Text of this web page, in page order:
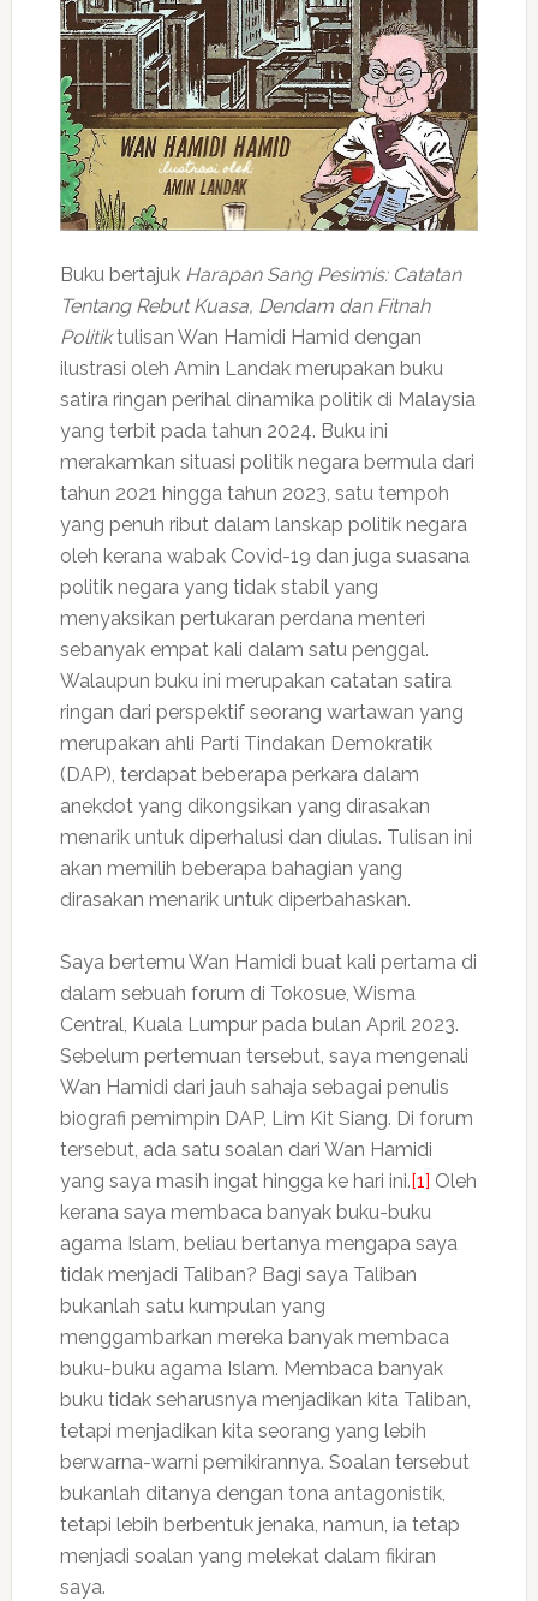
Buku bertajuk Harapan Sang Pesimis: Catatan
Tentang Rebut Kuasa, Dendam dan Fitnah
Politiktulisan Wan Hamidi Hamid dengan
ilustrasi oleh Amin Landak merupakan buku
satira ringan perihal dinamika politik di Malaysia
yang terbit pada tahun 2024. Buku ini
merakamkan situasi politik negara bermula dari
tahun 2021 hingga tahun 2023, satu tempoh
yang penuh ribut dalam lanskap politik negara
oleh kerana wabak Covid-19 dan juga suasana
politik negara yang tidak stabil yang
menyaksikan pertukaran perdana menteri
sebanyak empat kali dalam satu penggal.
Walaupun buku ini merupakan catatan satira
ringan dari perspektif seorang wartawan yang
merupakan ahli Parti Tindakan Demokratik
(DAP), terdapat beberapa perkara dalam
anekdot yang dikongsikan yang dirasakan
menarik untuk diperhalusi dan diulas. Tulisan ini
akan memilih beberapa bahagian yang
dirasakan menarik untuk diperbahaskan.
Saya bertemu Wan Hamidi buat kali pertama di
dalam sebuah forum di Tokosue, Wisma
Central, Kuala Lumpur pada bulan April 2023.
Sebelum pertemuan tersebut, saya mengenali
Wan Hamidi dari jauh sahaja sebagai penulis
biografi pemimpin DAP, Lim Kit Siang. Di forum
tersebut, ada satu soalan dari Wan Hamidi
yang saya masih ingat hingga ke hari ini. [1] Oleh
kerana saya membaca banyak buku-buku
agama Islam, beliau bertanya mengapa saya
tidak menjadi Taliban? Bagi saya Taliban
bukanlah satu kumpulan yang
menggambarkan mereka banyak membaca
buku-buku agama Islam. Membaca banyak
buku tidak seharusnya menjadikan kita Taliban,
tetapi menjadikan kita seorang yang lebih
berwarna-warni pemikirannya. Soalan tersebut
bukanlah ditanya dengan tona antagonistik,
tetapi lebih berbentuk jenaka, namun, ia tetap
menjadi soalan yang melekat dalam fikiran
saya.